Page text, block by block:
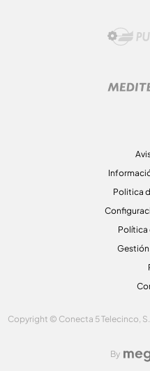
Politica
Política
Copyright © Conecta 5 Telecinco,
By